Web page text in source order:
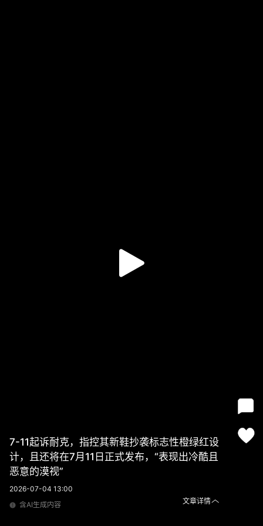
7-11起诉耐克，指控其新鞋抄袭标志性橙绿红设
计，且还将在7月11日正式发布，“表现出冷酷且
恶意的漠视”
2026-07-04 13:00
含AI生成内容
文章详情